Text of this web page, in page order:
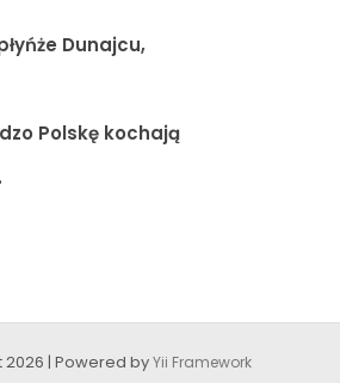
Dunajcu,
Polskę kochają
2026 | Powered byYii Framework